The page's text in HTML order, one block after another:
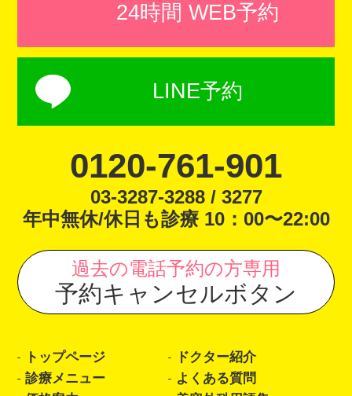
24時間 WEB予約
LINE予約
0120-761-901
03-3287-3288 / 3277
年中無休/休日も診療 10：00〜22:00
過去の電話予約の方専用
予約キャンセルボタン
トップページ
ドクター紹介
診療メニュー
よくある質問